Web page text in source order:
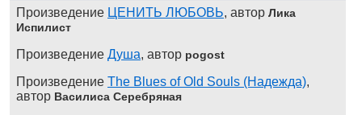
Произведение ЦЕНИТЬ ЛЮБОВЬ, автор Лика
Испилист
Произведение Душа, автор pogost
Произведение The Blues of Old Souls (Надежда),
автор Василиса Серебряная